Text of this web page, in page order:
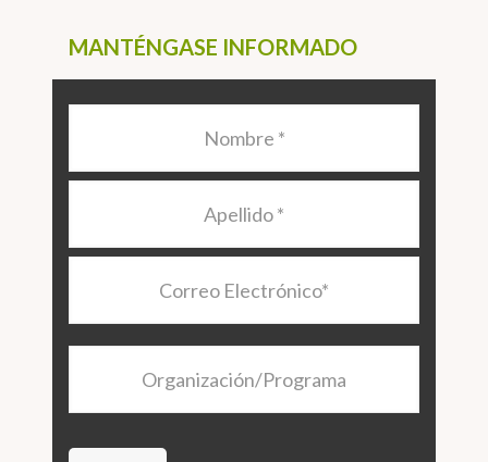
MANTÉNGASE INFORMADO
Electrónico *